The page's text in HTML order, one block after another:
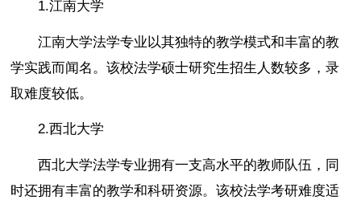
1.江南大学
江南大学法学专业以其独特的教学模式和丰富的教
学实践而闻名。该校法学硕士研究生招生人数较多，录
取难度较低。
2.西北大学
西北大学法学专业拥有一支高水平的教师队伍，同
时还拥有丰富的教学和科研资源。该校法学考研难度适